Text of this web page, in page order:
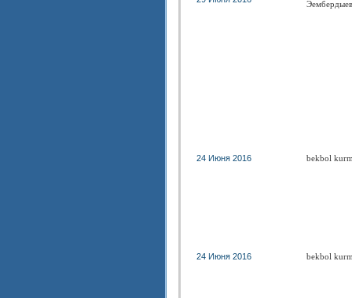
24 Июня 2016 bekbol
24 Июня 2016 bekbol